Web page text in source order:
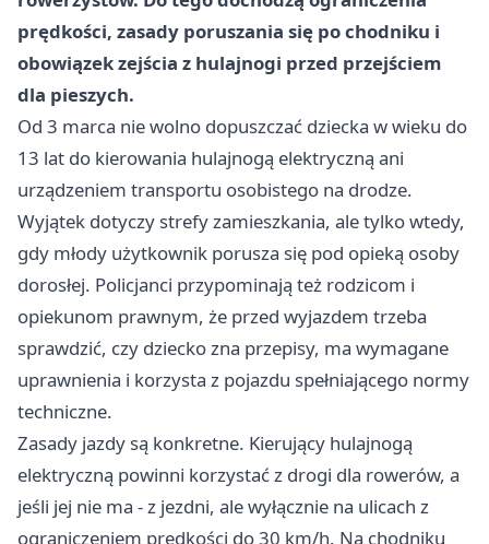
prędkości, zasady poruszania się po chodniku i
obowiązek zejścia z hulajnogi przed przejściem
dla pieszych.
Od 3 marca nie wolno dopuszczać dziecka w wieku do
13 lat do kierowania hulajnogą elektryczną ani
urządzeniem transportu osobistego na drodze.
Wyjątek dotyczy strefy zamieszkania, ale tylko wtedy,
gdy młody użytkownik porusza się pod opieką osoby
dorosłej. Policjanci przypominają też rodzicom i
opiekunom prawnym, że przed wyjazdem trzeba
sprawdzić, czy dziecko zna przepisy, ma wymagane
uprawnienia i korzysta z pojazdu spełniającego normy
techniczne.
Zasady jazdy są konkretne. Kierujący hulajnogą
elektryczną powinni korzystać z drogi dla rowerów, a
jeśli jej nie ma - z jezdni, ale wyłącznie na ulicach z
ograniczeniem prędkości do 30 km/h. Na chodniku